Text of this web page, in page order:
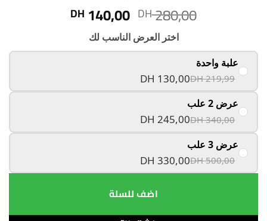
DH280,00
Original
price
was:
DH 280,00.
DH 140,00
Current
DH 140,00.
اختر العرض الناسب لك
علبة واحدة
DH 219,99
DH 130,00
عرض 2 علب
DH 340,00
DH 245,00
عرض 3 علب
DH 500,00
DH 330,00
اضف للسلة